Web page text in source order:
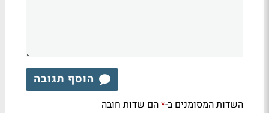
הוסף תגובה
השדות המסומנים ב-*הם שדות חובה